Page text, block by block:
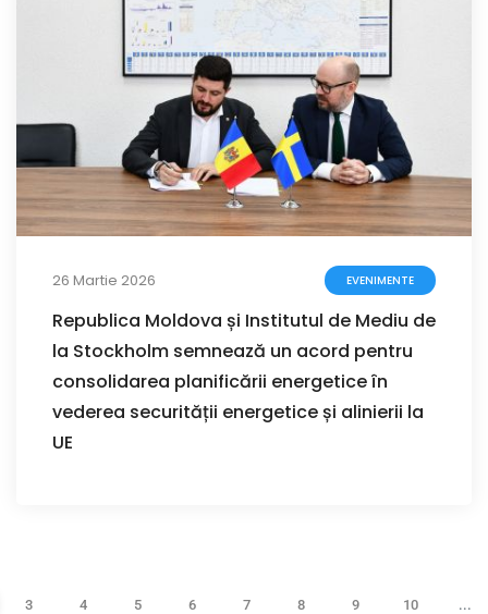
26 Martie 2026 EVENIMENTE
Republica Moldova și Institutul de Mediu de
la Stockholm semnează un acord pentru
consolidarea planificării energetice în
vederea securității energetice și alinierii la
UE
3 4 5 6 7 8 9 10 ...